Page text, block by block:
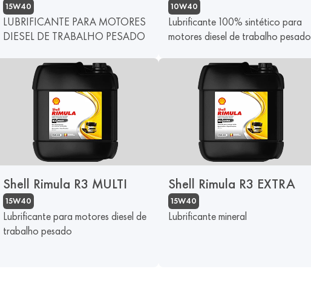
15W40
LUBRIFICANTE PARA MOTORES
DIESEL DE TRABALHO PESADO
10W40
Lubrificante 100% sintético para
motores diesel de trabalho pesado
Shell Rimula R3 MULTI
15W40
Lubrificante para motores diesel de
trabalho pesado
Shell Rimula R3 EXTRA
15W40
Lubrificante mineral